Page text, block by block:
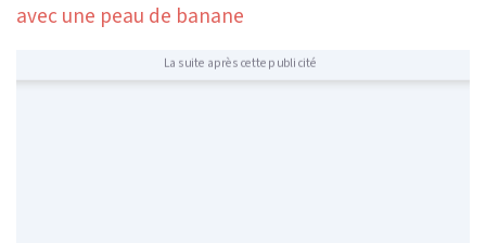
avec une peau de banane
La suite après cette publicité